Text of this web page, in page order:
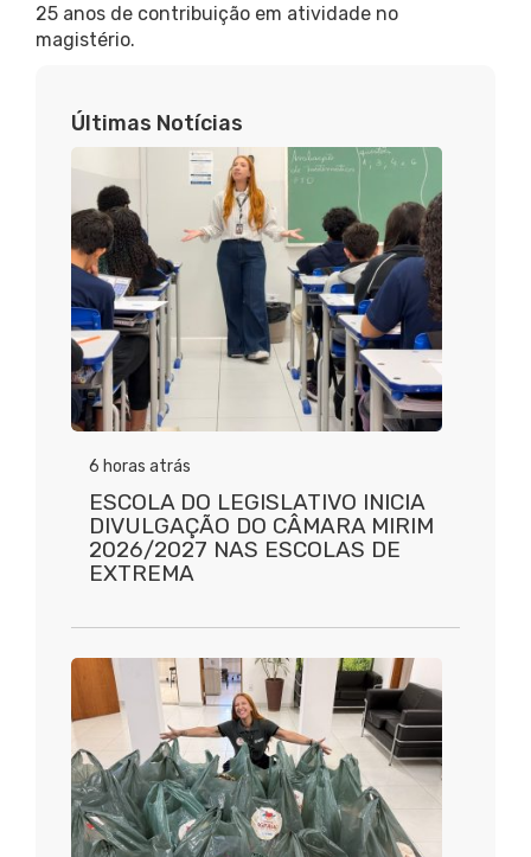
25 anos de contribuição em atividade no
magistério.
Últimas Notícias
6 horas atrás
ESCOLA DO LEGISLATIVO INICIA
DIVULGAÇÃO DO CÂMARA MIRIM
2026/2027 NAS ESCOLAS DE
EXTREMA